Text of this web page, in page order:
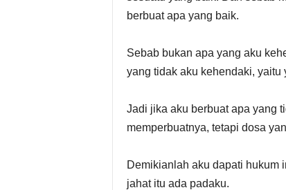
berbuat apa yang baik.
Sebab bukan apa yang aku
yang tidak aku kehendaki, yaitu
Jadi jika aku berbuat apa yang
memperbuatnya, tetapi dosa
Demikianlah aku dapati hukum
jahat itu ada padaku.